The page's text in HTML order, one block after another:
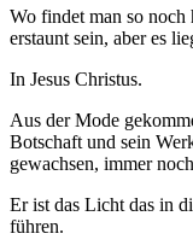
Wo findet man so
erstaunt sein, aber es
In Jesus Christus.
Aus der Mode
Botschaft und sein
gewachsen, immer
Er ist das Licht das in
führen.